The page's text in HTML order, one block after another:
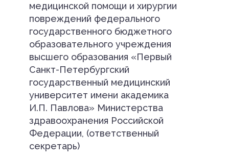
медицинской помощи и хирургии
повреждений федерального
государственного бюджетного
образовательного учреждения
высшего образования «Первый
Санкт-Петербургский
государственный медицинский
университет имени академика
И.П. Павлова» Министерства
здравоохранения Российской
Федерации, (ответственный
секретарь)